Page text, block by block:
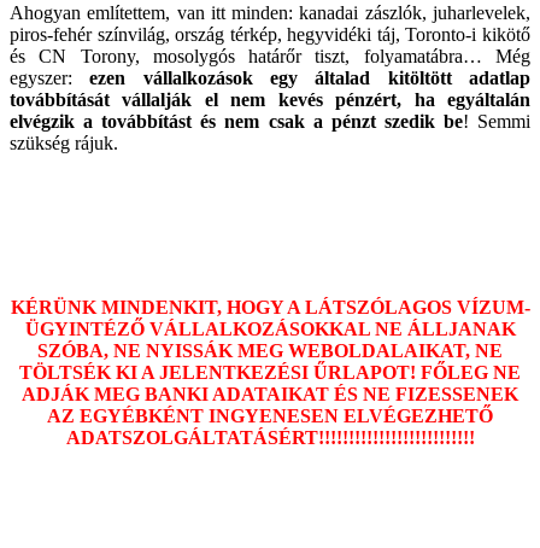
Ahogyan említettem, van itt minden: kanadai zászlók, juharlevelek,
piros-fehér színvilág, ország térkép, hegyvidéki táj, Toronto-i kikötő
és CN Torony, mosolygós határőr tiszt, folyamatábra… Még
egyszer:ezen vállalkozások egy általad kitöltött adatlap
továbbítását vállalják el nem kevés pénzért, ha egyáltalán
elvégzik a továbbítást és nem csak a pénzt szedik be! Semmi
szükség rájuk.
KÉRÜNK MINDENKIT, HOGY A LÁTSZÓLAGOS VÍZUM-
ÜGYINTÉZŐ VÁLLALKOZÁSOKKAL NE ÁLLJANAK
SZÓBA, NE NYISSÁK MEG WEBOLDALAIKAT, NE
TÖLTSÉK KI A JELENTKEZÉSI ŰRLAPOT! FŐLEG NE
ADJÁK MEG BANKI ADATAIKAT ÉS NE FIZESSENEK
AZ EGYÉBKÉNT INGYENESEN ELVÉGEZHETŐ
ADATSZOLGÁLTATÁSÉRT!!!!!!!!!!!!!!!!!!!!!!!!!!